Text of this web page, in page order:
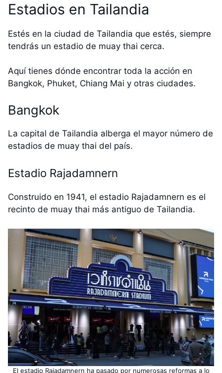
Estadios en Tailandia
Estés en la ciudad de Tailandia que estés, siempre
tendrás un estadio de muay thai cerca.
Aquí tienes dónde encontrar toda la acción en
Bangkok, Phuket, Chiang Mai y otras ciudades.
Bangkok
La capital de Tailandia alberga el mayor número de
estadios de muay thai del país.
Estadio Rajadamnern
Construido en 1941, el estadio Rajadamnern es el
recinto de muay thai más antiguo de Tailandia.
El estadio Rajadamnern ha pasado por numerosas reformas a lo